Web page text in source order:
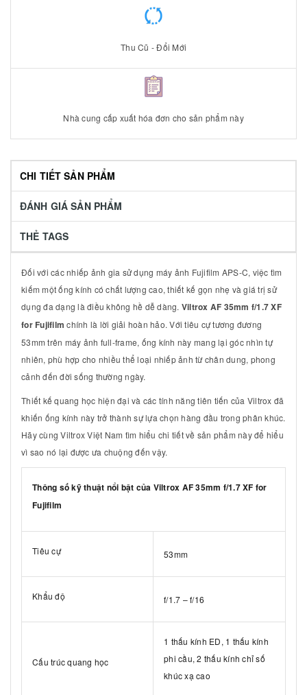
Thu Cũ - Đổi Mới
Nhà cung cấp xuất hóa đơn cho sản phẩm này
CHI TIẾT SẢN PHẨM
ĐÁNH GIÁ SẢN PHẨM
THẺ TAGS
Đối với các nhiếp ảnh gia sử dụng máy ảnh Fujifilm APS-C, việc tìm
kiếm một ống kính có chất lượng cao, thiết kế gọn nhẹ và giá trị sử
dụng đa dạng là điều không hề dễ dàng. Viltrox AF 35mm f/1.7 XF
for Fujifilm chính là lời giải hoàn hảo. Với tiêu cự tương đương
53mm trên máy ảnh full-frame, ống kính này mang lại góc nhìn tự
nhiên, phù hợp cho nhiều thể loại nhiếp ảnh từ chân dung, phong
cảnh đến đời sống thường ngày.
Thiết kế quang học hiện đại và các tính năng tiên tiến của Viltrox đã
khiến ống kính này trở thành sự lựa chọn hàng đầu trong phân khúc.
Hãy cùng Viltrox Việt Nam tìm hiểu chi tiết về sản phẩm này để hiểu
vì sao nó lại được ưa chuộng đến vậy.
Thông số kỹ thuật nổi bật của Viltrox AF 35mm f/1.7 XF for
Fujifilm
Tiêu cự 53mm
Khẩu độ f/1.7 – f/16
Cấu trúc quang học
1 thấu kính ED, 1 thấu kính
phi cầu, 2 thấu kính chỉ số
khúc xạ cao